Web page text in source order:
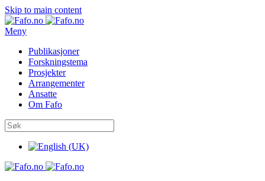
Skip to main content
Meny
Publikasjoner
Forskningstema
Prosjekter
Arrangementer
Ansatte
Om Fafo